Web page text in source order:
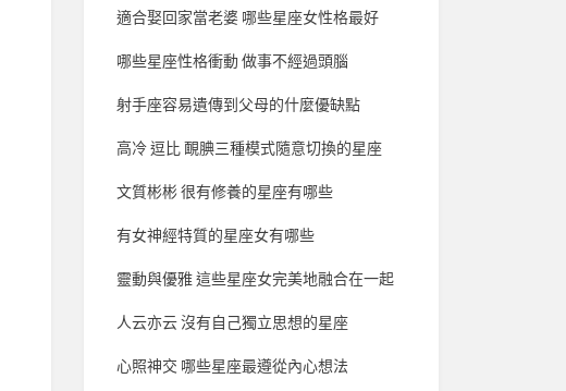
適合娶回家當老婆 哪些星座女性格最好
哪些星座性格衝動 做事不經過頭腦
射手座容易遺傳到父母的什麼優缺點
高冷 逗比 靦腆三種模式隨意切換的星座
文質彬彬 很有修養的星座有哪些
有女神經特質的星座女有哪些
靈動與優雅 這些星座女完美地融合在一起
人云亦云 沒有自己獨立思想的星座
心照神交 哪些星座最遵從內心想法